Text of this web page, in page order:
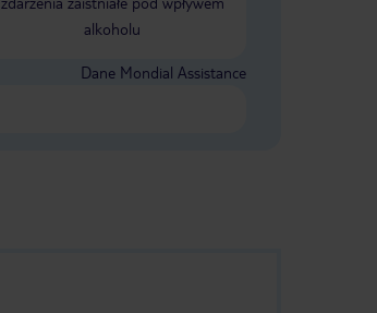
codziennie świeże owoce, na kolację
lokalne ryby - tak dobre jedzenie to
śniadanie ( w godzinach 7.30 - 10.30)
alkoholu
Dane Mondial Assistance